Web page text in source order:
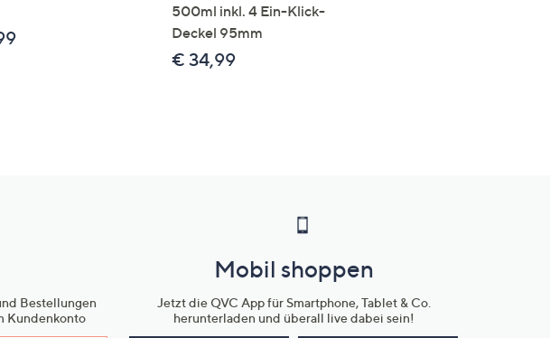
500ml inkl. 4 Ein-Klick-
Deckel 95mm
€ 34,99
Bestellungen
Kundenkonto
Mobil shoppen
Jetzt die QVC App für Smartphone, Tablet & Co.
herunterladen und überall live dabei sein!